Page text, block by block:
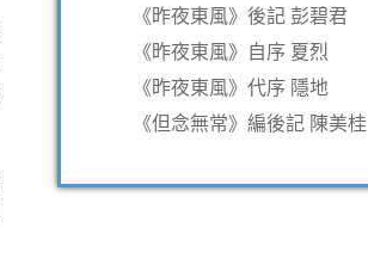
《昨夜東風》後記 彭碧君
《昨夜東風》自序 夏烈
《昨夜東風》代序 隱地
《但念無常》編後記 陳美桂